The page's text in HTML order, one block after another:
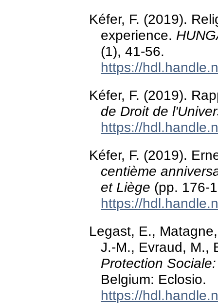
Kéfer, F. (2019).
experience.
(1), 41-56.
https://
Kéfer, F. (2019).
de Droit de
https://
Kéfer, F. (2019).
centième
et Liège (pp. 176-
https://
Legast, E.,
J.-M., Evraud, M.,
Protection
Belgium: Eclosio.
https://